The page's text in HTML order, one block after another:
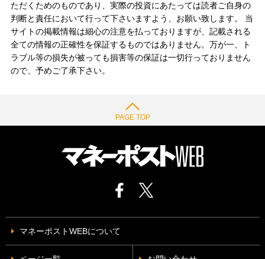
ただくためのものであり、実際の投資にあたっては読者ご自身の
判断と責任において行って下さいますよう、お願い致します。 当
サイトの掲載情報は細心の注意を払っておりますが、記載される
全ての情報の正確性を保証するものではありません。万が一、ト
ラブル等の損失が被っても損害等の保証は一切行っておりません
ので、予めご了承下さい。
PAGE TOP
マネーポストWEBについて